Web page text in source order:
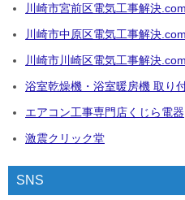
川崎市宮前区電気工事解決.com
川崎市中原区電気工事解決.com
川崎市川崎区電気工事解決.com
浴室乾燥機・浴室暖房機 取り
エアコン工事専門店くじら電器
激震クリック堂
SNS